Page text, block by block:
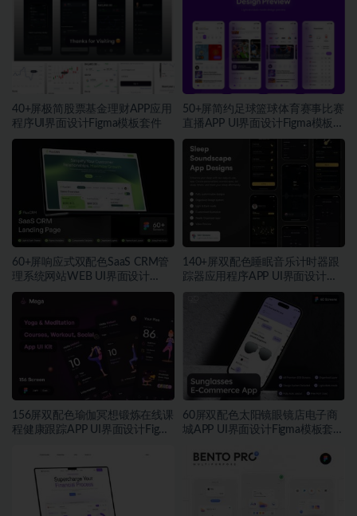
40+屏极简股票基金理财APP应用
程序UI界面设计Figma模板套件
50+屏简约足球篮球体育赛事比赛
直播APP UI界面设计Figma模板套
件
60+屏响应式双配色SaaS CRM管
理系统网站WEB UI界面设计
Figma模板套件
140+屏双配色睡眠音乐计时器跟
踪器应用程序APP UI界面设计
Figma模板
156屏双配色瑜伽冥想锻炼在线课
程健康跟踪APP UI界面设计Figma
60屏双配色太阳镜眼镜店电子商
城APP UI界面设计Figma模板套件